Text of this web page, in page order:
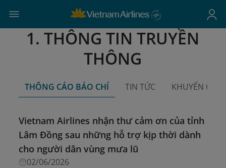
1. THÔNG TIN TRUYỀN
THÔNG
THÔNG CÁO BÁO CHÍ TIN TỨC KHUYẾN CÁO
Vietnam Airlines nhận thư cảm ơn của tỉnh
Lâm Đồng sau những hỗ trợ kịp thời dành
cho người dân vùng mưa lũ
02/06/2026